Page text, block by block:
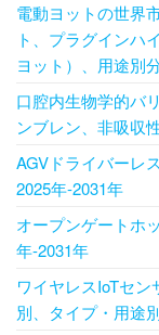
電動ヨットの世界
ト、プラグインハ
ヨット）、用途別
口腔内生物学的バ
ンブレン、非吸収
AGVドライバーレ
2025年-2031年
オープンゲートホ
年-2031年
ワイヤレスIoTセ
別、タイプ・用途